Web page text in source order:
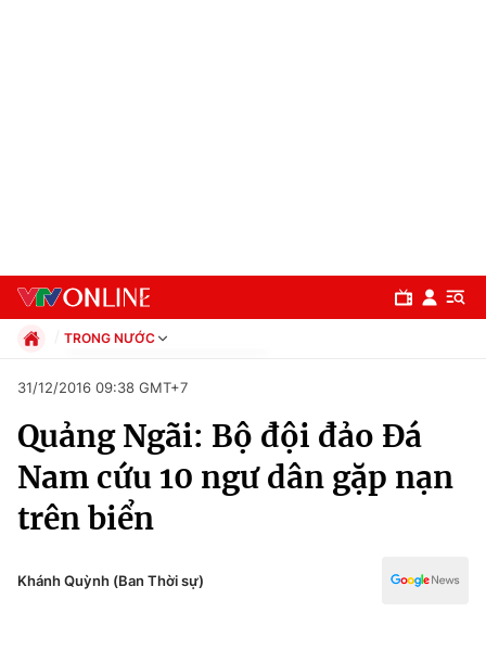
Chuyên mục
Chính trị
TRONG NƯỚC
Xã hội
Pháp luật
Kinh tế
Thể thao
Truyền hình
Đời sống
31/12/2016 09:38 GMT+7
Quảng Ngãi: Bộ đội đảo Đá
Nam cứu 10 ngư dân gặp nạn
trên biển
Khánh Quỳnh (Ban Thời sự)